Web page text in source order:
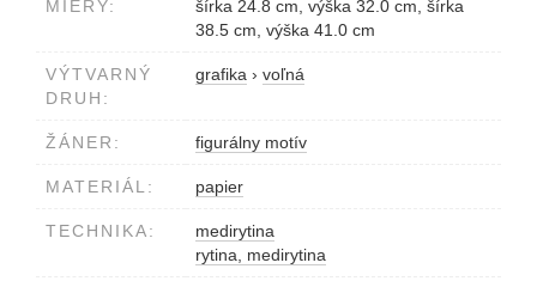
MIERY:
šírka 24.8 cm, výška 32.0 cm, šírka
38.5 cm, výška 41.0 cm
VÝTVARNÝ
DRUH:
grafika › voľná
ŽÁNER: figurálny motív
MATERIÁL: papier
TECHNIKA:
medirytina
rytina, medirytina